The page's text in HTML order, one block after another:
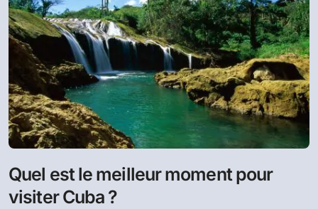
Quel est le meilleur moment pour
visiter Cuba ?